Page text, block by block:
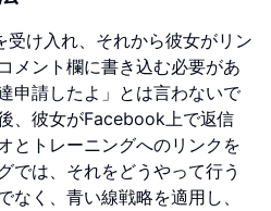
け入れ、それから彼女がリン
メント欄に書き込む必要があ
申請したよ」とは言わないで
、彼女がFacebook上で返信
とトレーニングへのリンクを
では、それをどうやって行う
なく、青い線戦略を適用し、